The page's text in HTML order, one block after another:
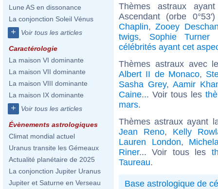
Lune AS en dissonance
La conjonction Soleil Vénus
+ Voir tous les articles
Caractérologie
La maison VI dominante
La maison VII dominante
La maison VIII dominante
La maison IX dominante
+ Voir tous les articles
Évènements astrologiques
Climat mondial actuel
Uranus transite les Gémeaux
Actualité planétaire de 2025
La conjonction Jupiter Uranus
Jupiter et Saturne en Verseau
Thèmes astraux
Ascendant (orbe
Chaplin,Zooey
twigs, Sophie Turner
célébrités ayant cet
Thèmes astraux avec
Albert II de Monaco,
Sasha Grey, Aamir
Caine... Voir tous les
mars.
Thèmes astraux ayant
Jean Reno, Kelly
Lauren London,
Riner... Voir tous les
Taureau.
Base astrologique de